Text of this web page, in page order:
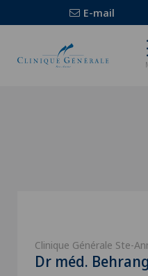
E-mail
Clinique Générale Ste-
Dr méd.